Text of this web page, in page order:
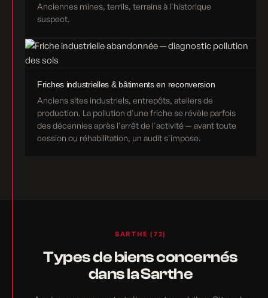
Anciennes mines, terrils, terrains à l'historique
suspect.
Friches industrielles & bâtiments en reconversion
Anciens sites industriels, entrepôts, ateliers de
production. La pollution d'une friche se révèle parfois
des décennies après l'arrêt de l'activité — avant toute
cession ou réhabilitation, un audit s'impose.
SARTHE (72)
Types de biens concernés
dans la Sarthe